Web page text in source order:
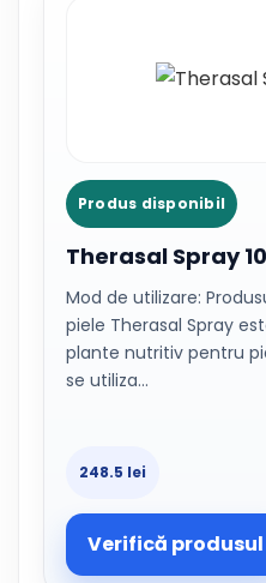
Produs disponibil
Therasal Spray
Mod de utilizare:
piele Therasal Spray
plante nutritiv pentru
se utiliza…
248.5 lei
Verifică produsul